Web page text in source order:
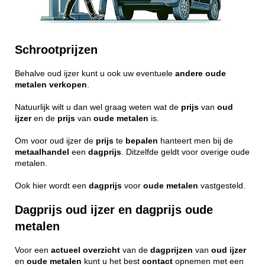
Schrootprijzen
Behalve oud ijzer kunt u ook uw eventuele andere oude
metalen verkopen.
Natuurlijk wilt u dan wel graag weten wat de prijs van oud
ijzeren de prijs van oude metalen is.
Om voor oud ijzer de prijs te bepalen hanteert men bij de
metaalhandel een dagprijs. Ditzelfde geldt voor overige oude
metalen.
Ook hier wordt een dagprijs voor oude metalen vastgesteld.
Dagprijs oud ijzer en dagprijs oude
metalen
Voor een actueel overzicht van de dagprijzen van oud ijzer
en oude metalen kunt u het best contact opnemen met een